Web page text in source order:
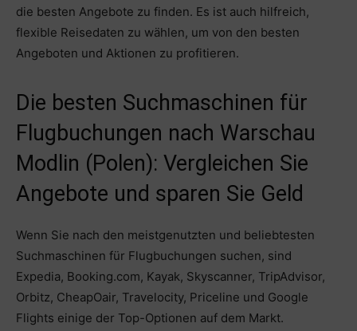
die besten Angebote zu finden. Es ist auch hilfreich,
flexible Reisedaten zu wählen, um von den besten
Angeboten und Aktionen zu profitieren.
Die besten Suchmaschinen für
Flugbuchungen nach Warschau
Modlin (Polen): Vergleichen Sie
Angebote und sparen Sie Geld
Wenn Sie nach den meistgenutzten und beliebtesten
Suchmaschinen für Flugbuchungen suchen, sind
Expedia, Booking.com, Kayak, Skyscanner, TripAdvisor,
Orbitz, CheapOair, Travelocity, Priceline und Google
Flights einige der Top-Optionen auf dem Markt.